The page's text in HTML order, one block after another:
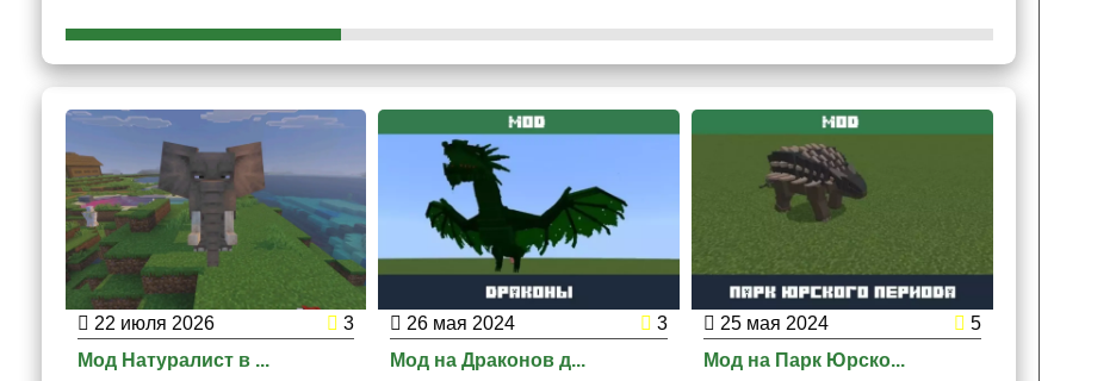
22 июля 2026
3
Мод Натуралист в ...
26 мая 2024
3
Мод на Драконов д...
25 мая 2024
5
Мод на Парк Юрско...